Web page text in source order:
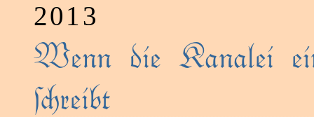
2013
Wenn die Kanalei
reibt